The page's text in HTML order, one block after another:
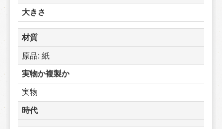
大きさ
材質
原品: 紙
実物か複製か
実物
時代